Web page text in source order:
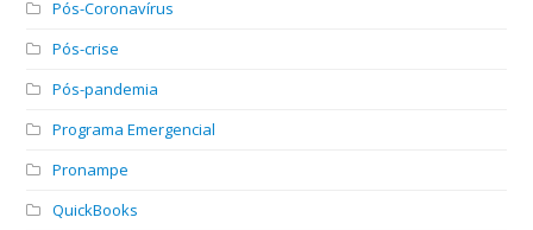
Pós-Coronavírus
Pós-crise
Pós-pandemia
Programa Emergencial
Pronampe
QuickBooks